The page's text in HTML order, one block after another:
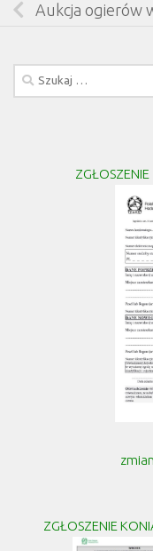
Aukcja ogierów
Szukaj:
ZGŁOSZENIE